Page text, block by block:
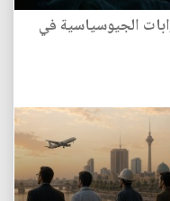
الجيوسياسية في